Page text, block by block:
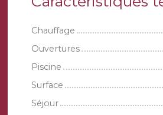
Chauffage
Ouvertures
Piscine
Surface
Séjour